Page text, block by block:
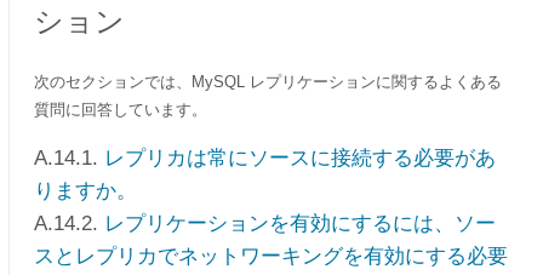
ション
次のセクションでは、MySQL レプリケーションに関するよくある
質問に回答しています。
A.14.1. レプリカは常にソースに接続する必要があ
りますか。
A.14.2. レプリケーションを有効にするには、ソー
スとレプリカでネットワーキングを有効にする必要